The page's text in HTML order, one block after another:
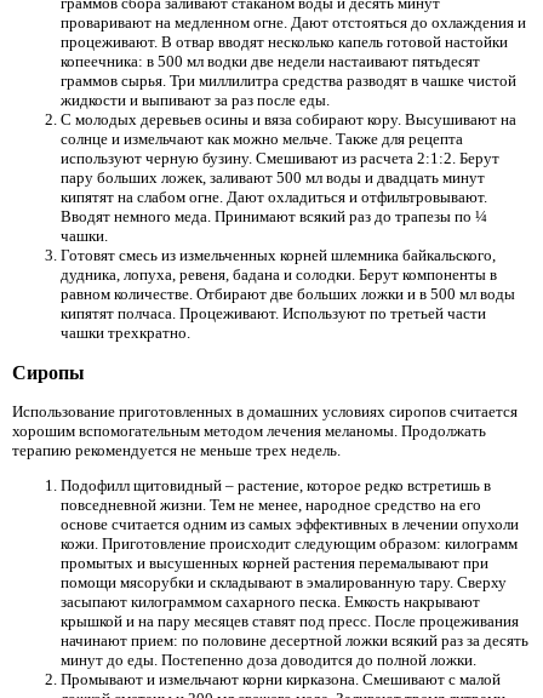
проваривают на медленном огне. Дают отстояться до охлаждения и
процеживают. В отвар вводят несколько капель готовой настойки
копеечника: в 500 мл водки две недели настаивают пятьдесят
граммов сырья. Три миллилитра средства разводят в чашке чистой
жидкости и выпивают за раз после еды.
С молодых деревьев осины и вяза собирают кору. Высушивают на
солнце и измельчают как можно мельче. Также для рецепта
используют черную бузину. Смешивают из расчета 2:1:2. Берут
пару больших ложек, заливают 500 мл воды и двадцать минут
кипятят на слабом огне. Дают охладиться и отфильтровывают.
Вводят немного меда. Принимают всякий раз до трапезы по ¼
чашки.
Готовят смесь из измельченных корней шлемника байкальского,
дудника, лопуха, ревеня, бадана и солодки. Берут компоненты в
равном количестве. Отбирают две больших ложки и в 500 мл воды
кипятят полчаса. Процеживают. Используют по третьей части
чашки трехкратно.
Сиропы
Использование приготовленных в домашних условиях сиропов считается
хорошим вспомогательным методом лечения меланомы. Продолжать
терапию рекомендуется не меньше трех недель.
Подофилл щитовидный – растение, которое редко встретишь в
повседневной жизни. Тем не менее, народное средство на его
основе считается одним из самых эффективных в лечении опухоли
кожи. Приготовление происходит следующим образом: килограмм
промытых и высушенных корней растения перемалывают при
помощи мясорубки и складывают в эмалированную тару. Сверху
засыпают килограммом сахарного песка. Емкость накрывают
крышкой и на пару месяцев ставят под пресс. После процеживания
начинают прием: по половине десертной ложки всякий раз за десять
минут до еды. Постепенно доза доводится до полной ложки.
Промывают и измельчают корни кирказона. Смешивают с малой